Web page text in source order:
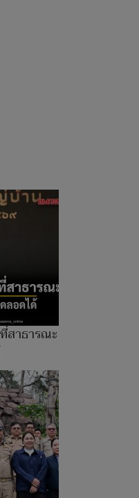
ธารณะ ลั่น